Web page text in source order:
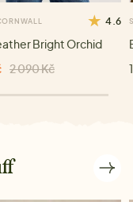
4.6
Bright Orchid
2 090 Kč